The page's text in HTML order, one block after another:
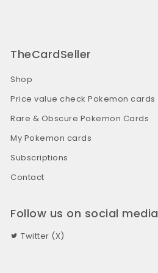
TheCardSeller
Shop
Price value check Pokemon cards
Rare & Obscure Pokemon Cards
My Pokemon cards
Subscriptions
Contact
Follow us on social media
Twitter (X)